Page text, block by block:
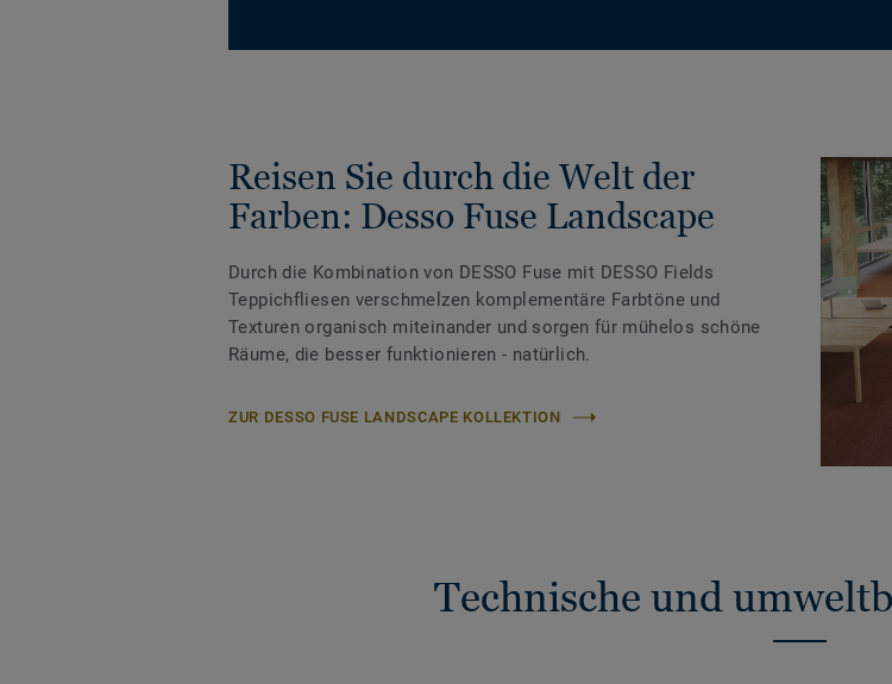
Reisen Sie durch die Welt der
Farben: Desso Fuse Landscape
Durch die Kombination von DESSO Fuse mit DESSO Fields
Teppichfliesen verschmelzen komplementäre Farbtöne und
Texturen organisch miteinander und sorgen für mühelos schöne
Räume, die besser funktionieren - natürlich.
ZUR DESSO FUSE LANDSCAPE KOLLEKTION
Technische und